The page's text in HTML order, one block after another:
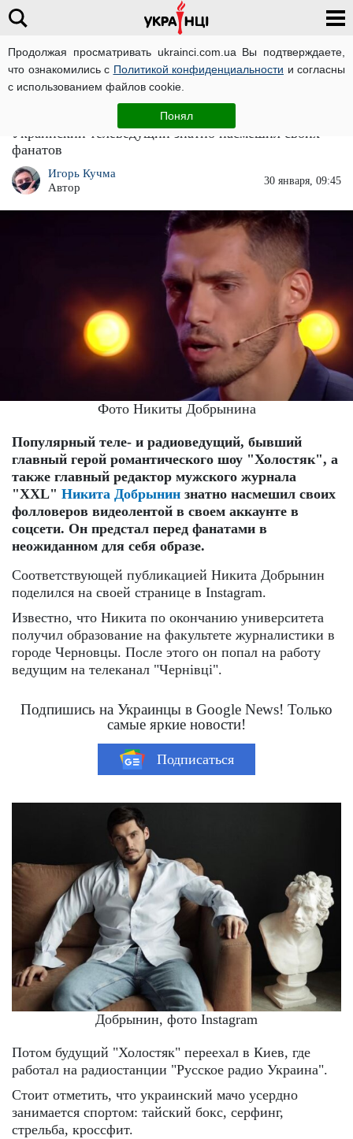
Продолжая просматривать ukrainci.com.ua Вы подтверждаете,
что ознакомились с Политикой конфиденциальности и согласны
с использованием файлов cookie.
Понял
Никита Добрынин внезапно стал девушкой
Украинский телеведущий знатно насмешил своих
фанатов
Игорь Кучма
Автор
30 января, 09:45
Фото Никиты Добрынина
Популярный теле- и радиоведущий, бывший
главный герой романтического шоу "Холостяк", а
также главный редактор мужского журнала
"XXL" Никита Добрынин знатно насмешил своих
фолловеров видеолентой в своем аккаунте в
соцсети. Он предстал перед фанатами в
неожиданном для себя образе.
Соответствующей публикацией Никита Добрынин
поделился на своей странице в Instagram.
Известно, что Никита по окончанию университета
получил образование на факультете журналистики в
городе Черновцы. После этого он попал на работу
ведущим на телеканал "Чернівці".
Подпишись на Украинцы в Google News! Только
самые яркие новости!
Подписаться
Добрынин, фото Instagram
Потом будущий "Холостяк" переехал в Киев, где
работал на радиостанции "Русское радио Украина".
Стоит отметить, что украинский мачо усердно
занимается спортом: тайский бокс, серфинг,
стрельба, кроссфит.